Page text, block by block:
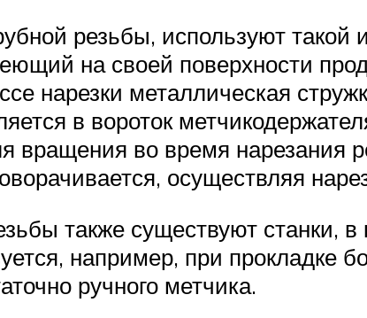
резьбы, используют такой
на своей поверхности
нарезки металлическая
в вороток
вращения во время нарезания
осуществляя
также существуют станки,
например, при прокладке
ручного метчика.